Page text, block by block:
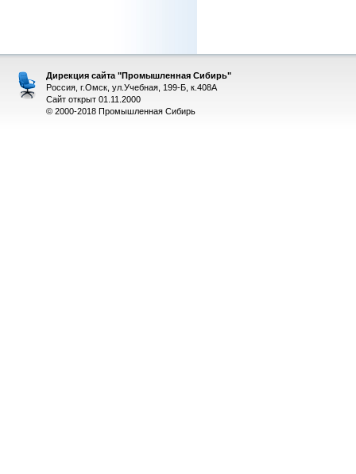
Дирекция сайта "Промышленная Сибирь"
Россия, г.Омск, ул.Учебная, 199-Б, к.408А
Сайт открыт 01.11.2000
© 2000-2018 Промышленная Сибирь